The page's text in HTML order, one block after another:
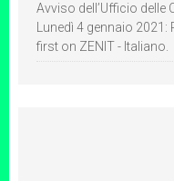
Avviso dell’Ufficio delle
Lunedì 4 gennaio
first on ZENIT - Italiano.